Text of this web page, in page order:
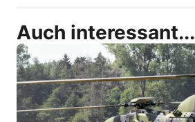
Auch interessant...